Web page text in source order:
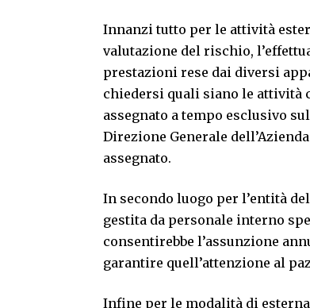
Innanzi tutto per le attività
valutazione del rischio,
prestazioni rese dai diversi
chiedersi quali siano le attività
assegnato a tempo esclusivo
Direzione Generale
assegnato.
In secondo luogo per l’entità
gestita da personale interno
consentirebbe l’assunzione
garantire quell’attenzione al
Infine per le modalità di